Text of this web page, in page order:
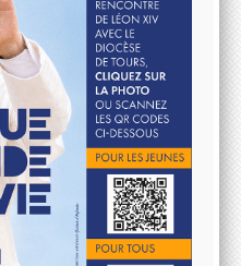
dans l'Eglise